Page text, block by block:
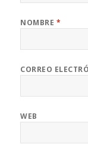
NOMBRE *
CORREO
WEB